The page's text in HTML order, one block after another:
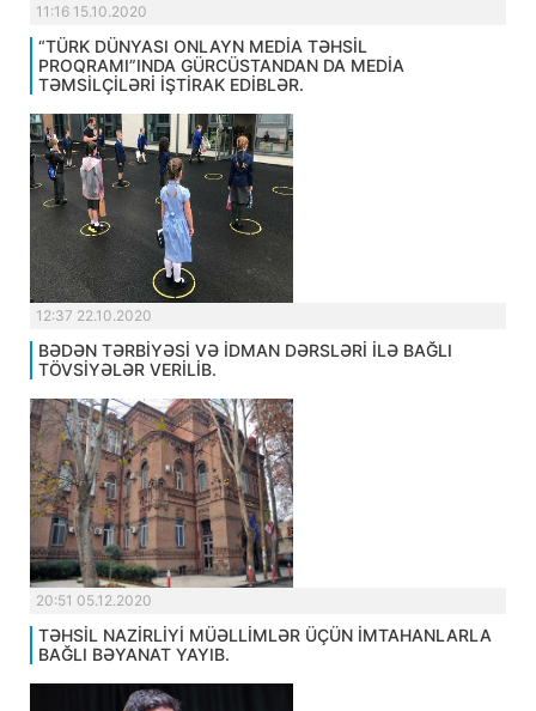
11:16 15.10.2020
“TÜRK DÜNYASI ONLAYN MEDİA TƏHSİL
PROQRAMI”INDA GÜRCÜSTANDAN DA MEDİA
TƏMSİLÇİLƏRİ İŞTİRAK EDİBLƏR.
12:37 22.10.2020
BƏDƏN TƏRBİYƏSİ VƏ İDMAN DƏRSLƏRİ İLƏ BAĞLI
TÖVSİYƏLƏR VERİLİB.
20:51 05.12.2020
TƏHSİL NAZİRLİYİ MÜƏLLİMLƏR ÜÇÜN İMTAHANLARLA
BAĞLI BƏYANAT YAYIB.